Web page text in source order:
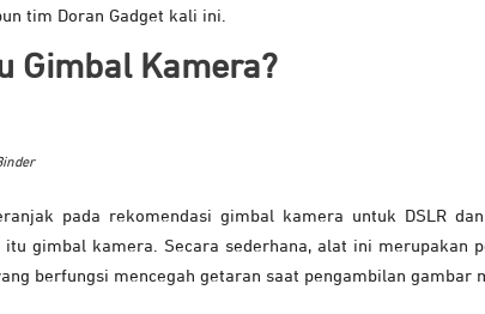
tim Doran Gadget kali ini.
Gimbal Kamera?
pada rekomendasi gimbal kamera untuk DSLR
itu gimbal kamera. Secara sederhana, alat ini merupakan
berfungsi mencegah getaran saat pengambilan gambar